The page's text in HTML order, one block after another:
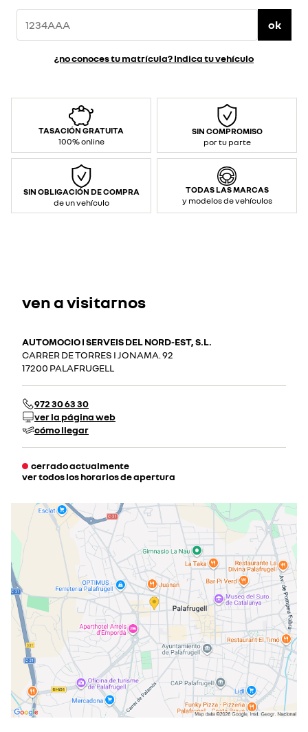
ok
¿no conoces tu matrícula? Indica tu vehículo
TASACIÓN GRATUITA
100% online
SIN COMPROMISO
por tu parte
SIN OBLIGACIÓN DE COMPRA
de un vehículo
TODAS LAS MARCAS
y modelos de vehículos
ven a visitarnos
AUTOMOCIO I SERVEIS DEL NORD-EST, S.L.
CARRER DE TORRES I JONAMA. 92
17200 PALAFRUGELL
972 30 63 30
ver la página web
cómo llegar
cerrado actualmente
ver todos los horarios de apertura
martes
09:00 - 13:0015:00 - 20:00
miércoles
09:00 - 13:00 15:00 - 20:00
jueves
09:00 - 13:0015:00 - 20:00
viernes
09:00 - 13:00
15:00 - 20:00
sábado
10:00 - 13:00cerrado actualmente
domingo
cerrado actualmente